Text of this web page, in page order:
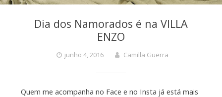
Dia dos Namorados é na VILLA
ENZO
junho 4, 2016 Camilla Guerra
Quem me acompanha no Face e no Insta já está mais